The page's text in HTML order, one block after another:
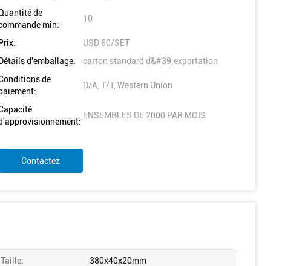
de
min:
10
Prix:
USD 60/SET
Détails d'emballage:
carton standard d&#39;exportation
de
D/A, T/T, Western Union
ENSEMBLES DE 2000 PAR MOIS
Contactez
Taille: 380x40x20mm